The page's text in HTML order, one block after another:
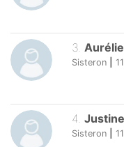
3. Aurélie
Sisteron 11
4 Justine
Sisteron 11